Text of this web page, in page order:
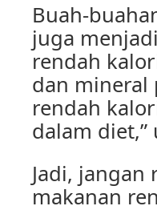
Buah-
juga
rendah
dan
rendah
dalam diet,”
Jadi,
makanan